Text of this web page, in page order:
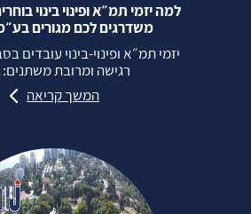
למה יזמי תמ״א ופינוי בינוי
משדרגים לכם מגורים בע״מ
יזמי תמ״א ופינוי‑בינוי עובדים
רגישה ומרובת
המשך קריאה